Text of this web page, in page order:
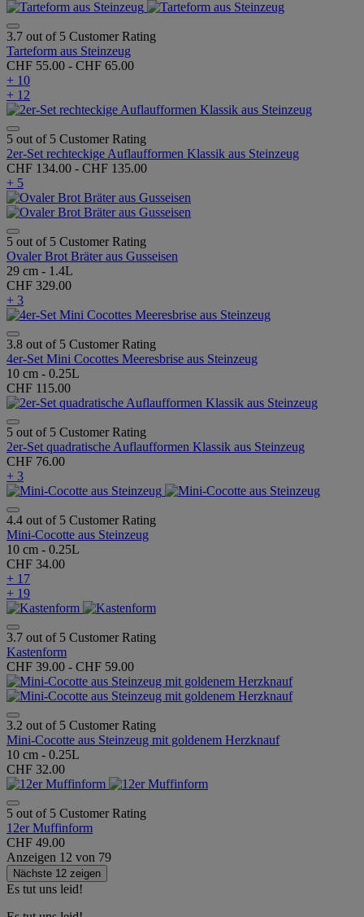
3.7 out of 5 Customer Rating
Tarteform aus Steinzeug
CHF 55.00 - CHF 65.00
+ 10
+ 12
5 out of 5 Customer Rating
2er-Set rechteckige Auflaufformen Klassik aus Steinzeug
CHF 134.00 - CHF 135.00
+ 5
5 out of 5 Customer Rating
Ovaler Brot Bräter aus Gusseisen
29 cm - 1.4L
CHF 329.00
+ 3
3.8 out of 5 Customer Rating
4er-Set Mini Cocottes Meeresbrise aus Steinzeug
10 cm - 0.25L
CHF 115.00
5 out of 5 Customer Rating
2er-Set quadratische Auflaufformen Klassik aus Steinzeug
CHF 76.00
+ 3
4.4 out of 5 Customer Rating
Mini-Cocotte aus Steinzeug
10 cm - 0.25L
CHF 34.00
+ 17
+ 19
3.7 out of 5 Customer Rating
Kastenform
CHF 39.00 - CHF 59.00
3.2 out of 5 Customer Rating
Mini-Cocotte aus Steinzeug mit goldenem Herzknauf
10 cm - 0.25L
CHF 32.00
5 out of 5 Customer Rating
12er Muffinform
CHF 49.00
Anzeigen 12 von 79
Nächste 12 zeigen
Es tut uns leid!